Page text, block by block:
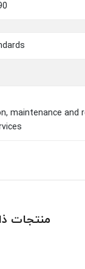
maintenance and
منتجات